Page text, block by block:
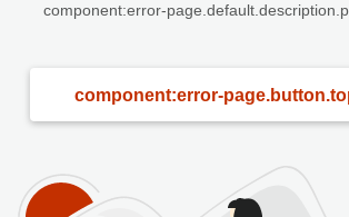
component:error-
component:error-